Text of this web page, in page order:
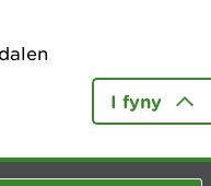
I fyny